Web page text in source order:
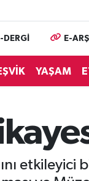
DERGİ E-
YAŞAM
etkileyici